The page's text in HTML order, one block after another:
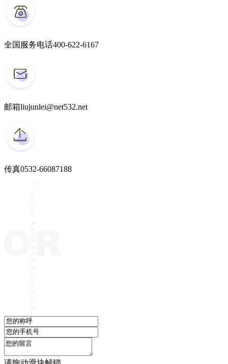
全国服务电话400-622-6167
邮箱liujunlei@net532.net
传真0532-66087188